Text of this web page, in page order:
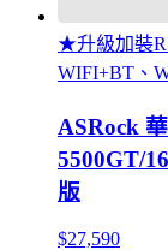
★升級加裝
WIFI+BT、
ASRock
5500GT/
版
$27,590